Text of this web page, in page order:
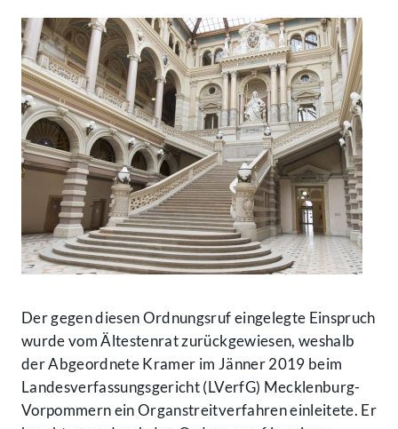
Der gegen diesen Ordnungsruf eingelegte Einspruch
wurde vom Ältestenrat zurückgewiesen, weshalb
der Abgeordnete Kramer im Jänner 2019 beim
Landesverfassungsgericht (LVerfG) Mecklenburg-
Vorpommern ein Organstreitverfahren einleitete. Er